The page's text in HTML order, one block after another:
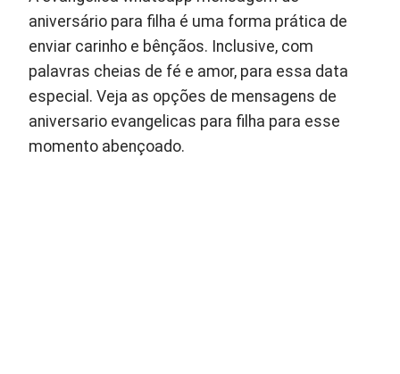
aniversário para filha é uma forma prática de
enviar carinho e bênçãos. Inclusive, com
palavras cheias de fé e amor, para essa data
especial. Veja as opções de mensagens de
aniversario evangelicas para filha para esse
momento abençoado.